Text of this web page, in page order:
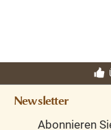
Authentischen
Fensterrahmen
Indonesien
Newsletter
Abonnieren